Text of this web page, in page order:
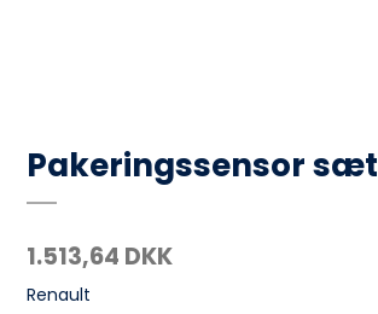
Pakeringssensor sæt
1.513,64 DKK
Renault